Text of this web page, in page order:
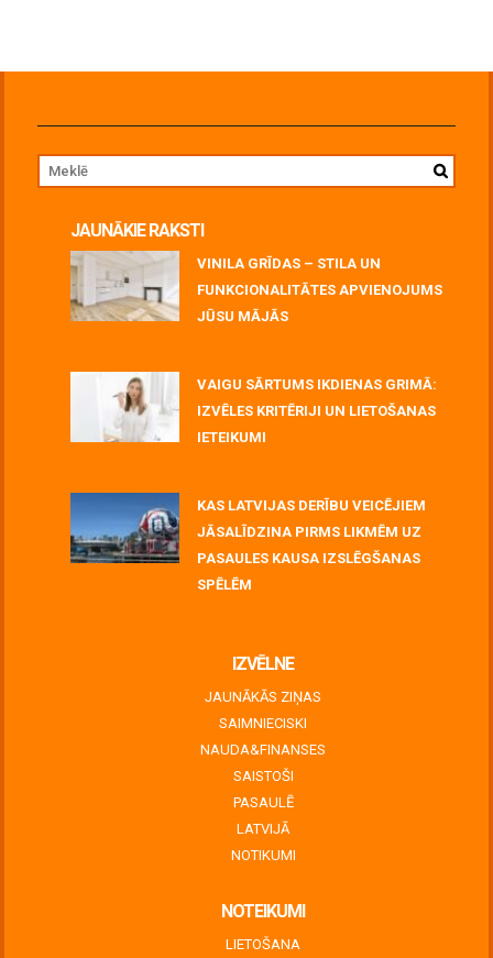
JAUNĀKIE RAKSTI
VINILA GRĪDAS – STILA UN
FUNKCIONALITĀTES APVIENOJUMS
JŪSU MĀJĀS
VAIGU SĀRTUMS IKDIENAS GRIMĀ:
IZVĒLES KRITĒRIJI UN LIETOŠANAS
IETEIKUMI
KAS LATVIJAS DERĪBU VEICĒJIEM
JĀSALĪDZINA PIRMS LIKMĒM UZ
PASAULES KAUSA IZSLĒGŠANAS
SPĒLĒM
IZVĒLNE
JAUNĀKĀS ZIŅAS
SAIMNIECISKI
NAUDA&FINANSES
SAISTOŠI
PASAULĒ
LATVIJĀ
NOTIKUMI
NOTEIKUMI
LIETOŠANA